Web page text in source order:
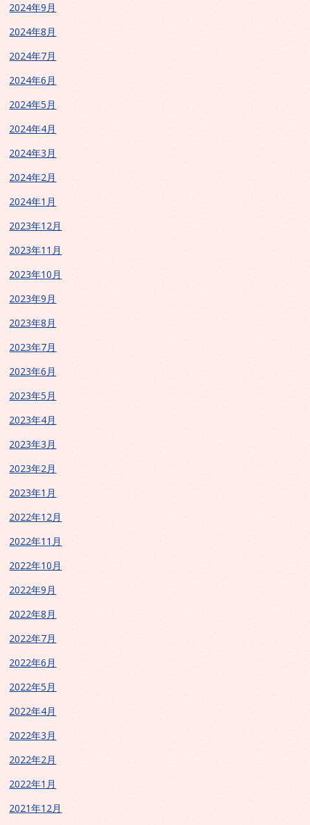
2024年9月
2024年8月
2024年7月
2024年6月
2024年5月
2024年4月
2024年3月
2024年2月
2024年1月
2023年12月
2023年11月
2023年10月
2023年9月
2023年8月
2023年7月
2023年6月
2023年5月
2023年4月
2023年3月
2023年2月
2023年1月
2022年12月
2022年11月
2022年10月
2022年9月
2022年8月
2022年7月
2022年6月
2022年5月
2022年4月
2022年3月
2022年2月
2022年1月
2021年12月